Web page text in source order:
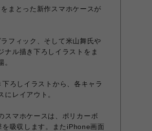
まとった新作スマホケースが
フィック、そして米山舞氏や
ナル描き下ろしイラストをま
ろしイラストから、各キャラ
レイアウト。
スマホケースは、ポリカーボ
吸収します。またiPhone画面